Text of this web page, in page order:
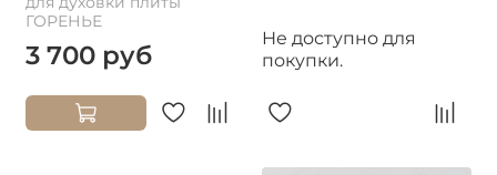
ГОРЕНЬЕ
3 700 руб
Не доступно для
покупки.